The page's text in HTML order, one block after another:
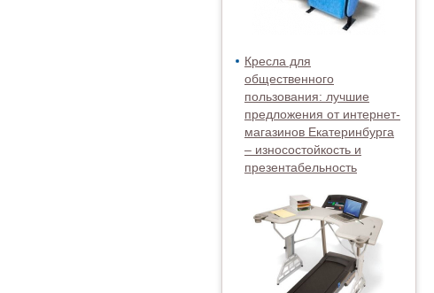
Кресла для
общественного
пользования: лучшие
предложения от интернет-
магазинов Екатеринбурга
– износостойкость и
презентабельность